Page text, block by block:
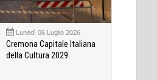
Lunedì 06 Luglio 2026
Cremona Capitale Italiana
della Cultura 2029